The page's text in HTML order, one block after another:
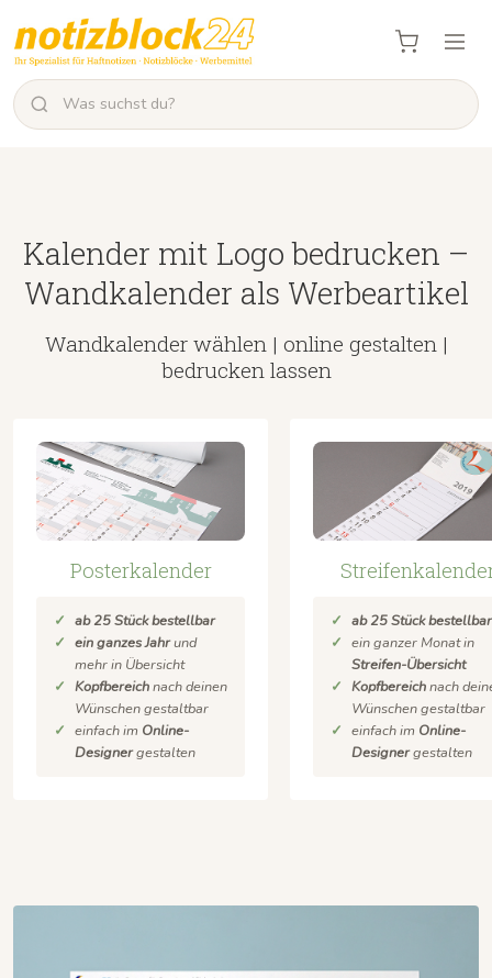
Kalender mit Logo bedrucken –
Wandkalender als Werbeartikel
Wandkalender wählen | online gestalten |
bedrucken lassen
Posterkalender
ab 25 Stück bestellbar
ein ganzes Jahrund
mehr in Übersicht
Kopfbereichnach deinen
Wünschen gestaltbar
einfach im Online-
Designergestalten
ab 25 Stück bestellbar
ein ganzer Monat in
Streifen-Übersicht
Kopfbereichnach
Wünschen gestaltbar
einfach im Online-
Designergestalten